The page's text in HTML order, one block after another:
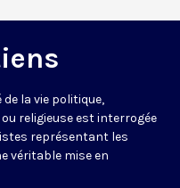
la vie politique,
religieuse est interrogée
représentant les
véritable mise en